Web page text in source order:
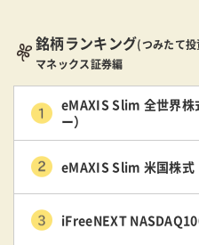
銘柄ランキング(つみたて
マネックス証券編
eMAXIS Slim 全世界株
ー）
eMAXIS Slim 米国株式
iFreeNEXT